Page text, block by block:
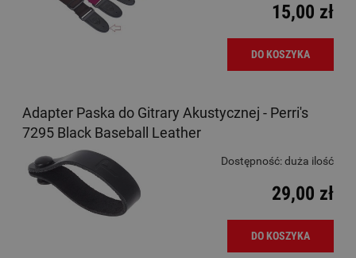
15,00 zł
DO KOSZYKA
Adapter Paska do Gitrary Akustycznej - Perri's
7295 Black Baseball Leather
Dostępność:duża ilość
29,00 zł
DO KOSZYKA